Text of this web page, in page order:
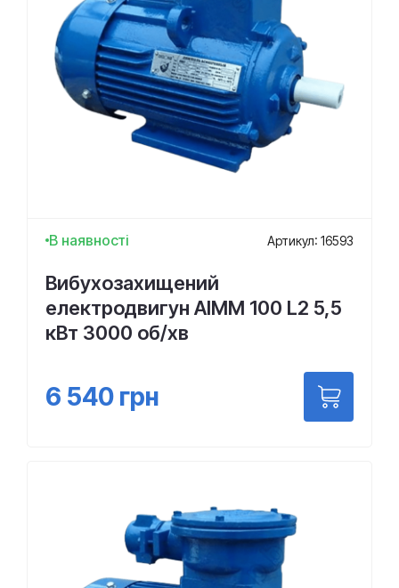
В наявності Артикул: 16593
Вибухозахищений
електродвигун АІММ 100 L2 5,5
кВт 3000 об/хв
6 540 грн